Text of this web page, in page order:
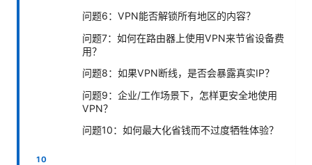
问题6：VPN能否解锁所有地区的内容？
问题7：如何在路由器上使用VPN来节省设备费
用？
问题8：如果VPN断线，是否会暴露真实IP？
问题9：企业/工作场景下，怎样更安全地使用
VPN？
问题10：如何最大化省钱而不过度牺牲体验？